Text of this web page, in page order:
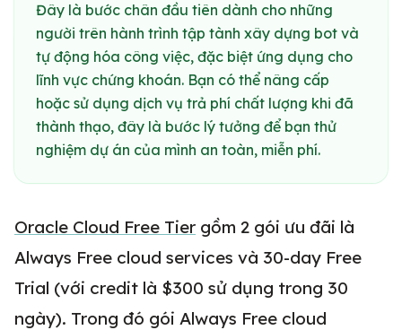
Đây là bước chân đầu tiên dành cho những
người trên hành trình tập tành xây dựng bot và
tự động hóa công việc, đặc biệt ứng dụng cho
lĩnh vực chứng khoán. Bạn có thể nâng cấp
hoặc sử dụng dịch vụ trả phí chất lượng khi đã
thành thạo, đây là bước lý tưởng để bạn thử
nghiệm dự án của mình an toàn, miễn phí.
Oracle Cloud Free Tier gồm 2 gói ưu đãi là
Always Free cloud services và 30-day Free
Trial (với credit là $300 sử dụng trong 30
ngày). Trong đó gói Always Free cloud